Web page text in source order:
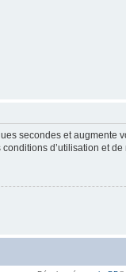
secondes et
d’utilisation et